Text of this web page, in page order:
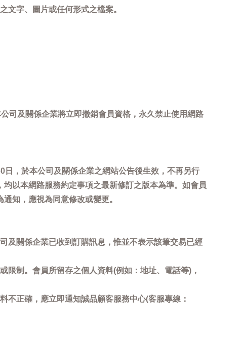
文字、圖片或任何形式之檔案。
司及關係企業將立即撤銷會員資格，永久禁止使用網路
，於本公司及關係企業之網站公告後生效，不再另行
以本網路服務約定事項之最新修訂之版本為準。如會員
知，應視為同意修改或變更。
及關係企業已收到訂購訊息，惟並不表示該筆交易已經
制。會員所留存之個人資料(例如：地址、電話等)，
不正確，應立即通知誠品顧客服務中心(客服專線：